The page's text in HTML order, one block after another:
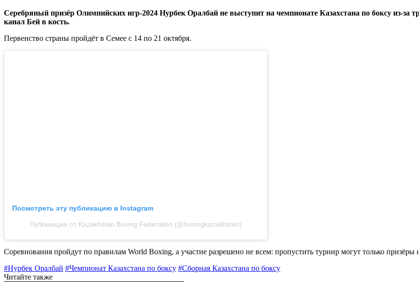
Серебряный призёр Олимпийских игр-2024 Нурбек Оралбай не выступит на чемпионате Казахстана по боксу из-за
канал Бей в кость.
Первенство страны пройдёт в Семее с 14 по 21 октября.
Посмотреть эту публикацию в Instagram
Публикация от Kazakhstan Boxing Federation (@boxingkazakhstan)
Соревнования пройдут по правилам World Boxing, а участие разрешено не всем: пропустить турнир могут только
#Нурбек Оралбай #Чемпионат Казахстана по боксу #Сборная Казахстана по боксу
Читайте также